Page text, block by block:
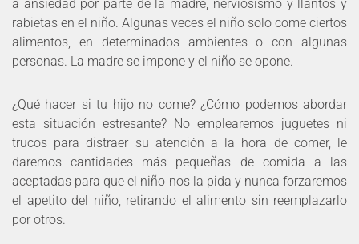
a ansiedad por parte de la madre, nerviosismo y llantos y
rabietas en el niño. Algunas veces el niño solo come ciertos
alimentos, en determinados ambientes o con algunas
personas. La madre se impone y el niño se opone.
¿Qué hacer si tu hijo no come? ¿Cómo podemos abordar
esta situación estresante? No emplearemos juguetes ni
trucos para distraer su atención a la hora de comer, le
daremos cantidades más pequeñas de comida a las
aceptadas para que el niño nos la pida y nunca forzaremos
el apetito del niño, retirando el alimento sin reemplazarlo
por otros.